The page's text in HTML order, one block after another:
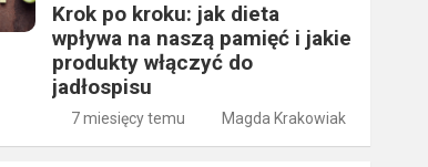
Krok po kroku: jak dieta
wpływa na naszą pamięć i jakie
produkty włączyć do
jadłospisu
7 miesięcy temu Magda Krakowiak